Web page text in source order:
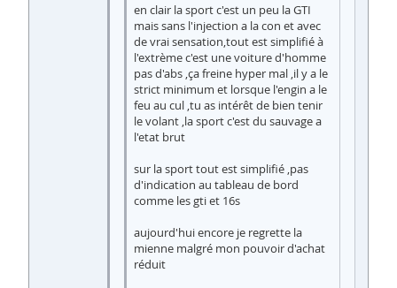
en clair la sport c'est un peu la GTI
mais sans l'injection a la con et avec
de vrai sensation,tout est simplifié à
l'extrème c'est une voiture d'homme
pas d'abs ,ça freine hyper mal ,il y a le
strict minimum et lorsque l'engin a le
feu au cul ,tu as intérêt de bien tenir
le volant ,la sport c'est du sauvage a
l'etat brut
sur la sport tout est simplifié ,pas
d'indication au tableau de bord
comme les gti et 16s
aujourd'hui encore je regrette la
mienne malgré mon pouvoir d'achat
réduit